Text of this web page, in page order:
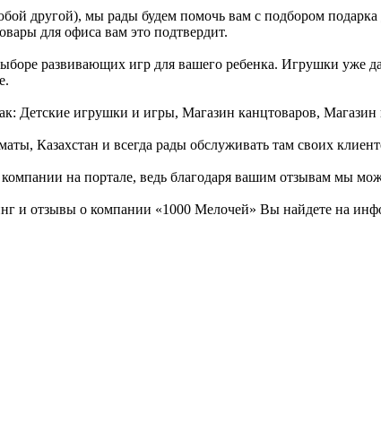
другой), мы рады будем помочь вам с подбором
для офиса вам это подтвердит.
развивающих игр для вашего ребенка. Игрушки уже
Детские игрушки и игры, Магазин канцтоваров,
Казахстан и всегда рады обслуживать там своих
на портале, ведь благодаря вашим отзывам мы
и отзывы о компании «1000 Мелочей» Вы найдете на